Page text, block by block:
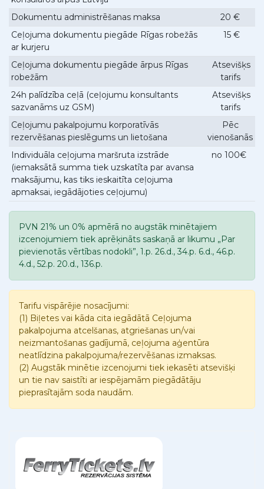
Dokumentu administrēšanas maksa
20 €
Ceļojuma dokumentu piegāde Rīgas robežās
ar kurjeru
15 €
Ceļojuma dokumentu piegāde ārpus Rīgas
robežām
Atsevišķs
tarifs
24h palīdzība ceļā (ceļojumu konsultants
sazvanāms uz GSM)
Atsevišķs
tarifs
Ceļojumu pakalpojumu korporatīvās
rezervēšanas pieslēgums un lietošana
Pēc
vienošanās
Individuāla ceļojuma maršruta izstrāde
(iemaksātā summa tiek uzskatīta par avansa
maksājumu, kas tiks ieskaitīta ceļojuma
apmaksai, iegādājoties ceļojumu)
no 100€
PVN 21% un 0% apmērā no augstāk minētajiem
izcenojumiem tiek aprēķināts saskaņā ar likumu „Par
pievienotās vērtības nodokli”, 1.p. 26.d., 34.p. 6.d., 46.p.
4.d., 52.p. 20.d., 136.p.
Tarifu vispārējie nosacījumi:
(1) Biļetes vai kāda cita iegādātā Ceļojuma
pakalpojuma atcelšanas, atgriešanas un/vai
neizmantošanas gadījumā, ceļojuma aģentūra
neatlīdzina pakalpojuma/rezervēšanas izmaksas.
(2) Augstāk minētie izcenojumi tiek iekasēti atsevišķi
un tie nav saistīti ar iespējamām piegādātāju
pieprasītajām soda naudām.